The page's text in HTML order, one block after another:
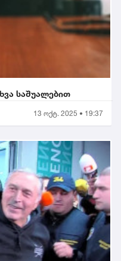
საშუალებით
13 ოქტ. 2025 • 19:37